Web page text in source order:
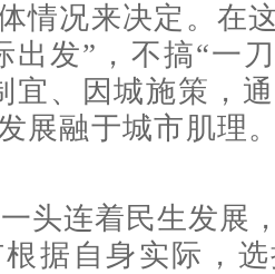
情况来决定。在
出发”，不搞“一
宜、因城施策，
展融于城市肌理
头连着民生发展
据自身实际，